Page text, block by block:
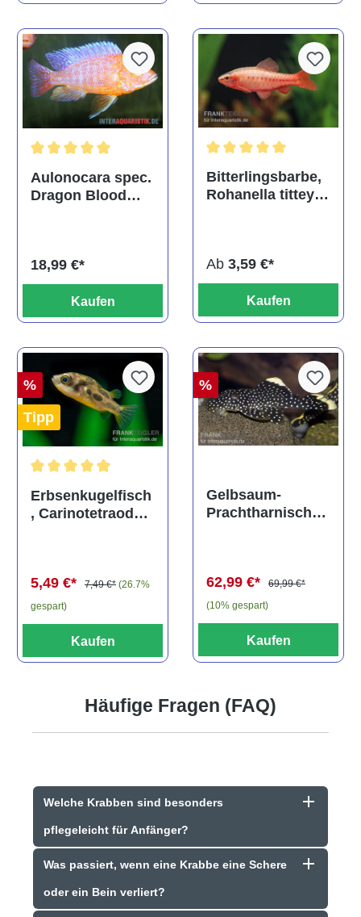
Durchschnittliche Bewertung von 5 von 5 Sternen
Aulonocara spec.
Dragon Blood
18,99 €*
Kaufen
Bitterlingsbarbe,
Rohanella titteya,
Ab 3,59 €*
Kaufen
%
Tipp
Durchschnittliche Bewertung von 5 von 5 Sternen
Erbsenkugelfisch
, Carinotetraodon
5,49 €* 7,49 €* (26.7%
gespart)
Kaufen
%
Gelbsaum-
Prachtharnischw
62,99 €*
69,99 €*
(10% gespart)
Kaufen
Häufige Fragen (FAQ)
Welche Krabben sind besonders
pflegeleicht für Anfänger?
Was passiert, wenn eine Krabbe eine Schere
oder ein Bein verliert?